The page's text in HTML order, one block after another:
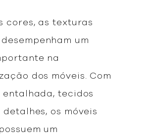
cores, as texturas
um
na
dos móveis. Com
entalhada, tecidos
detalhes, os móveis
um